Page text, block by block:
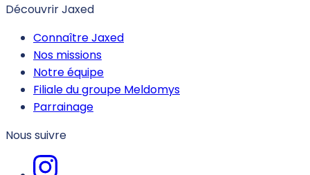
Découvrir Jaxed
Connaître Jaxed
Nos missions
Notre équipe
Filiale du groupe Meldomys
Parrainage
Nous suivre